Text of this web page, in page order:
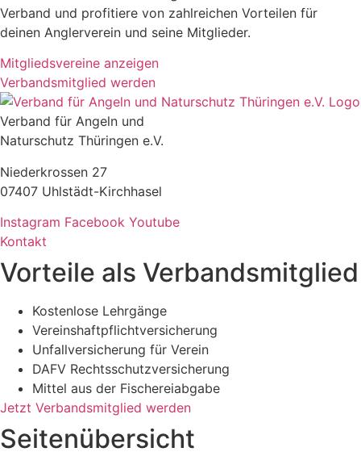
Verband und profitiere von zahlreichen Vorteilen für
deinen Anglerverein und seine Mitglieder.
Mitgliedsvereine anzeigen
Verbandsmitglied werden
Verband für Angeln und
Naturschutz Thüringen e.V.
Niederkrossen 27
07407 Uhlstädt-Kirchhasel
Instagram Facebook Youtube
Kontakt
Vorteile als Verbandsmitglied
Kostenlose Lehrgänge
Vereinshaftpflichtversicherung
Unfallversicherung für Verein
DAFV Rechtsschutzversicherung
Mittel aus der Fischereiabgabe
Jetzt Verbandsmitglied werden
Seitenübersicht